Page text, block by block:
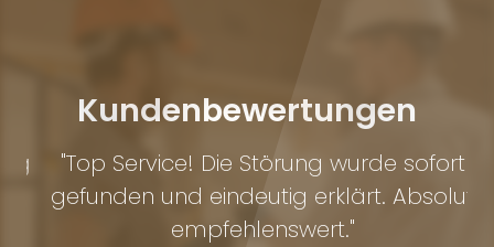
Kundenbewertungen
"Top Service! Die Störung wurde sofort
gefunden und eindeutig erklärt. Absolut
empfehlenswert."